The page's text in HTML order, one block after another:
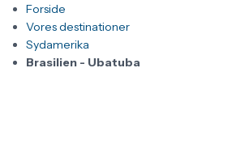
Forside
Vores destinationer
Sydamerika
Brasilien - Ubatuba